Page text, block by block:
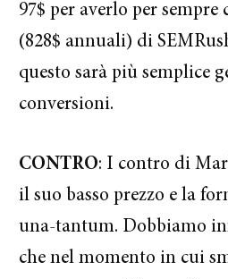
97$ per averlo per
(828$ annuali) di
questo sarà più semplice
conversioni.
CONTRO: I contro di
il suo basso prezzo e la
una-tantum. Dobbiamo
che nel momento in cui